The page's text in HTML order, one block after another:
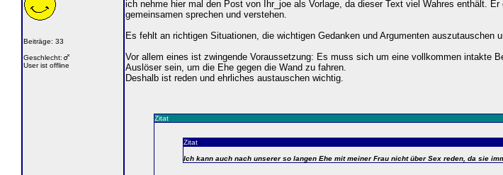
Beiträge: 33
Geschlecht:
User ist offline
ich nehme hier mal den Post von Ihr_joe als Vorlage, da dieser Text viel Wahres enthält.
gemeinsamen sprechen und verstehen.
Es fehlt an richtigen Situationen, die wichtigen Gedanken und Argumenten auszutauschen
Vor allem eines ist zwingende Voraussetzung: Es muss sich um eine vollkommen intakte
Auslöser sein, um die Ehe gegen die Wand zu fahren.
Deshalb ist reden und ehrliches austauschen wichtig.
Zitat
Zitat
Ich kann auch nach unserer so langen Ehe mit meiner Frau nicht über Sex reden, da sie